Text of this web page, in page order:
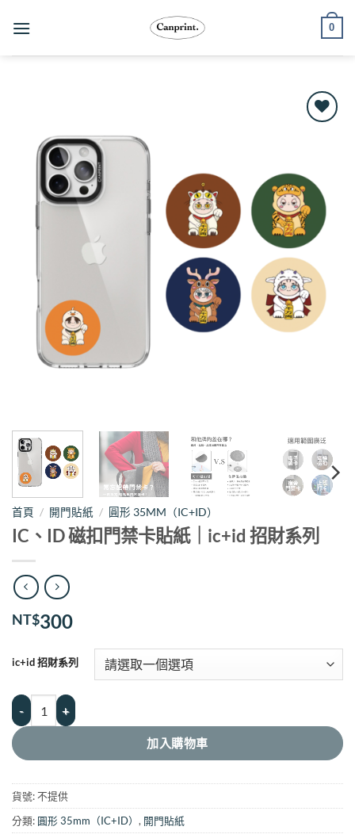
0
首頁 / 開門貼紙 / 圓形 35MM（IC+ID）
IC、ID 磁扣門禁卡貼紙｜ic+id 招財系列
NT$300
ic+id 招財系列
IC、ID 磁扣門禁卡貼紙｜ic+id 招財系列 數量
加入購物車
貨號:不提供
分類: 圓形 35mm（IC+ID） , 開門貼紙